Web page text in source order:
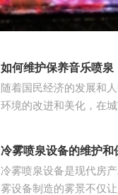
如何维护保养音乐喷泉
随着国民经济的发展和
环境的改进和美化，在
冷雾喷泉设备的维护和
冷雾喷泉设备是现代房
雾设备制造的雾景不仅